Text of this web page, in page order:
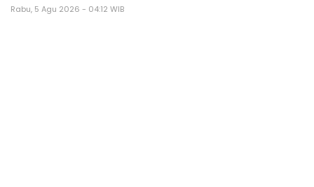
Rabu, 5 Agu 2026 - 04:12 WIB